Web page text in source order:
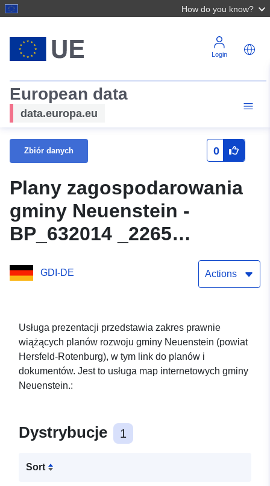
How do you know?
Login
European data
data.europa.eu
Zbiór danych 0
Plany zagospodarowania
gminy Neuenstein -
BP_632014 _2265
_Nr23Auewiese _002
GDI-DE Actions
Usługa prezentacji przedstawia zakres prawnie
wiążących planów rozwoju gminy Neuenstein (powiat
Hersfeld-Rotenburg), w tym link do planów i
dokumentów. Jest to usługa map internetowych gminy
Neuenstein.:
Dystrybucje 1
Sort